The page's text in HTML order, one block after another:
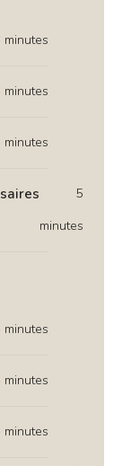
minutes
minutes
minutes
5
minutes
minutes
minutes
minutes